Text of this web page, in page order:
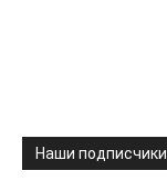
Наши подписчики